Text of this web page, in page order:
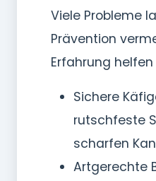
Viele Probleme
Prävention
Erfahrung
Sichere
rutschfeste
scharfen
Artgerechte